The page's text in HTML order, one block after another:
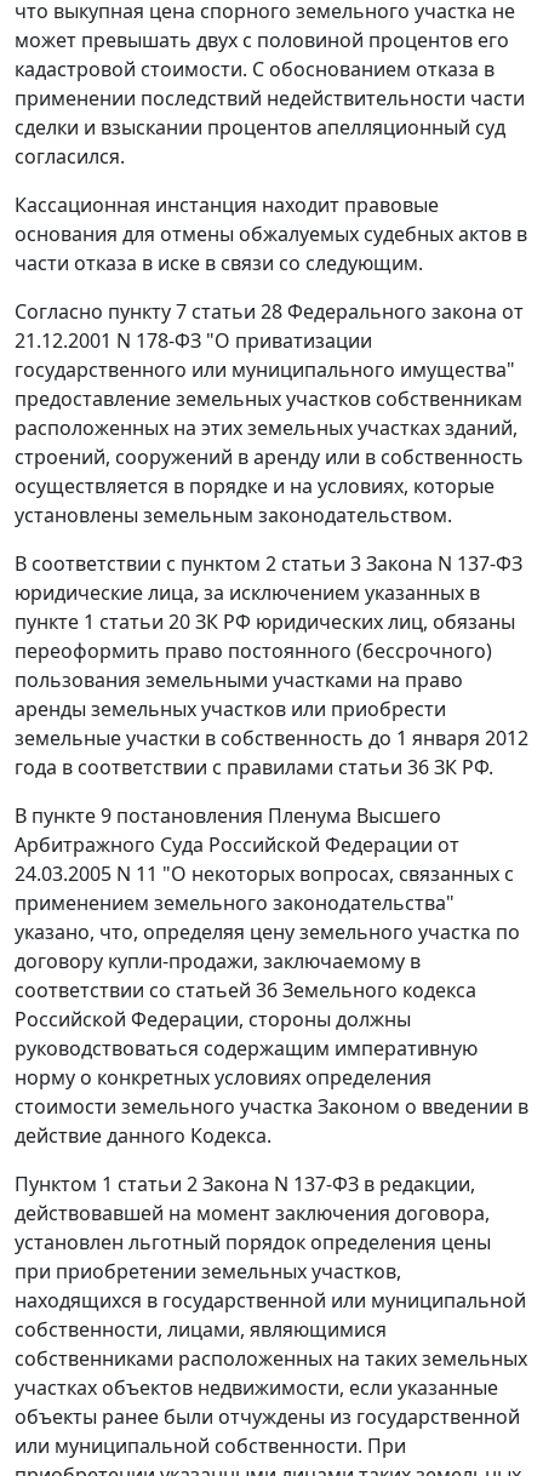
что выкупная цена спорного земельного участка не
может превышать двух с половиной процентов его
кадастровой стоимости. С обоснованием отказа в
применении последствий недействительности части
сделки и взыскании процентов апелляционный суд
согласился.
Кассационная инстанция находит правовые
основания для отмены обжалуемых судебных актов в
части отказа в иске в связи со следующим.
Согласно пункту 7 статьи 28Федерального закона от
21.12.2001 N 178-ФЗ "О приватизации
государственного или муниципального имущества"
предоставление земельных участков собственникам
расположенных на этих земельных участках зданий,
строений, сооружений в аренду или в собственность
осуществляется в порядке и на условиях, которые
установлены земельным законодательством.
В соответствии с пунктом 2 статьи 3Закона N 137-ФЗ
юридические лица, за исключением указанных в
пункте 1 статьи 20ЗК РФ юридических лиц, обязаны
переоформить право постоянного (бессрочного)
пользования земельными участками на право
аренды земельных участков или приобрести
земельные участки в собственность до 1 января 2012
года в соответствии с правилами статьи 36ЗК РФ.
В пункте 9 постановления Пленума Высшего
Арбитражного Суда Российской Федерации от
24.03.2005 N 11 "О некоторых вопросах, связанных с
применением земельного законодательства"
указано, что, определяя цену земельного участка по
договору купли-продажи, заключаемому в
соответствии со статьей 36Земельного кодекса
Российской Федерации, стороны должны
руководствоваться содержащим императивную
норму о конкретных условиях определения
стоимости земельного участка Законом о введении в
действие данного Кодекса.
Пунктом 1 статьи 2Закона N 137-ФЗ в редакции,
действовавшей на момент заключения договора,
установлен льготный порядок определения цены
при приобретении земельных участков,
находящихся в государственной или муниципальной
собственности, лицами, являющимися
собственниками расположенных на таких земельных
участках объектов недвижимости, если указанные
объекты ранее были отчуждены из государственной
или муниципальной собственности. При